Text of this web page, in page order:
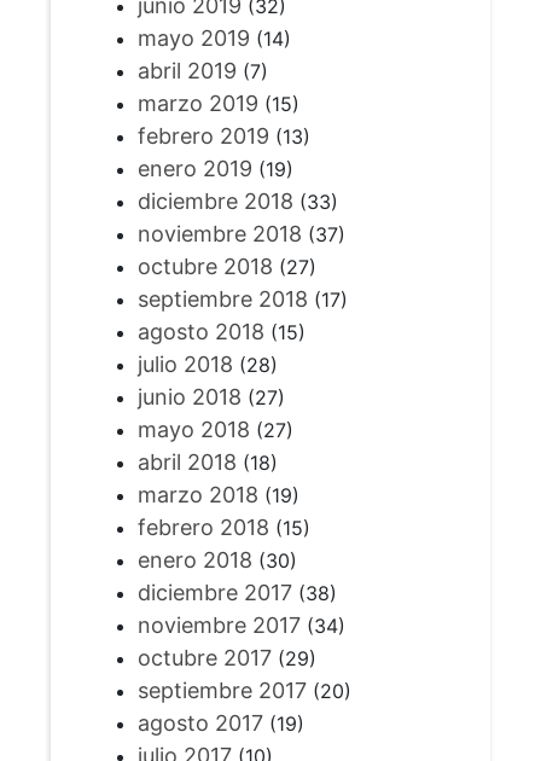
junio 2019 (32)
mayo 2019 (14)
abril 2019 (7)
marzo 2019 (15)
febrero 2019 (13)
enero 2019 (19)
diciembre 2018 (33)
noviembre 2018 (37)
octubre 2018 (27)
septiembre 2018 (17)
agosto 2018 (15)
julio 2018 (28)
junio 2018 (27)
mayo 2018 (27)
abril 2018 (18)
marzo 2018 (19)
febrero 2018 (15)
enero 2018 (30)
diciembre 2017(38)
noviembre 2017(34)
octubre 2017(29)
septiembre 2017(20)
agosto 2017(19)